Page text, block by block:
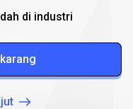
di industri